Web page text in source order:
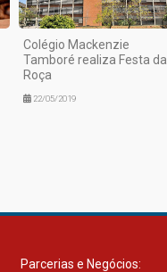
Colégio Mackenzie
Tamboré realiza Festa da
Roça
22/05/2019
Parcerias e Negócios: